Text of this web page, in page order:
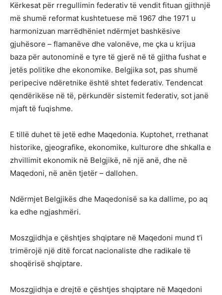
Kërkesat për rregullimin federativ të vendit fituan gjithnjë
më shumë reformat kushtetuese më 1967 dhe 1971 u
harmonizuan marrëdhëniet ndërmjet bashkësive
gjuhësore – flamanëve dhe valonëve, me çka u krijua
baza për autonominë e tyre të gjerë në të gjitha fushat e
jetës politike dhe ekonomike. Belgjika sot, pas shumë
peripecive ndëretnike është shtet federativ. Tendencat
qendërikëse në të, përkundër sistemit federativ, sot janë
mjaft të fuqishme.
E tillë duhet të jetë edhe Maqedonia. Kuptohet, rrethanat
historike, gjeografike, ekonomike, kulturore dhe shkalla e
zhvillimit ekonomik në Belgjikë, në një anë, dhe në
Maqedoni, në anën tjetër – dallohen.
Ndërmjet Belgjikës dhe Maqedonisë sa ka dallime, po aq
ka edhe ngjashmëri.
Moszgjidhja e çështjes shqiptare në Maqedoni mund t’i
trimërojë një ditë forcat nacionaliste dhe radikale të
shoqërisë shqiptare.
Moszgjidhja e drejtë e çështjes shqiptare në Maqedoni